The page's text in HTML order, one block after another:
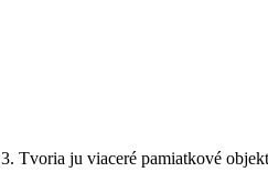
Tvoria ju viaceré pamiatkové